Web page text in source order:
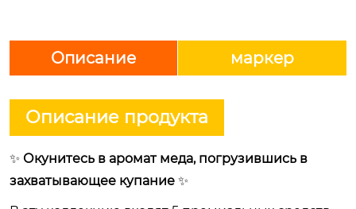
Описание маркер
Описание продукта
✨ Окунитесь в аромат меда, погрузившись в
захватывающее купание ✨